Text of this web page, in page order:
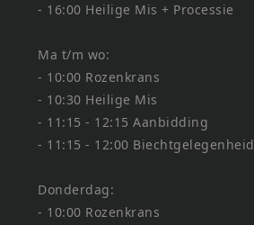
- 16:00 Heilige Mis + Processie
Ma t/m wo:
- 10:00 Rozenkrans
- 10:30 Heilige Mis
- 11:15 - 12:15 Aanbidding
- 11:15 - 12:00 Biechtgelegenheid
Donderdag:
- 10:00 Rozenkrans